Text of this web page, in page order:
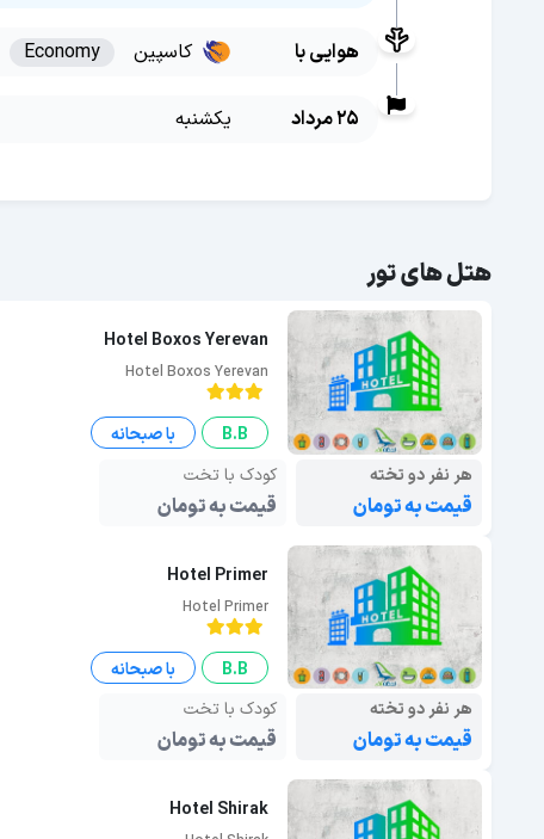
هوایی با کاسپین Economy
25 مرداد یکشنبه
هتل های تور
Hotel Boxos Yerevan
Hotel Boxos Yerevan
B.B
با صبحانه
هر نفر دو تخته
قیمت به تومان
کودک با تخت
قیمت به تومان
Hotel Primer
Hotel Primer
B.B
با صبحانه
هر نفر دو تخته
قیمت به تومان
کودک با تخت
قیمت به تومان
Hotel Shirak